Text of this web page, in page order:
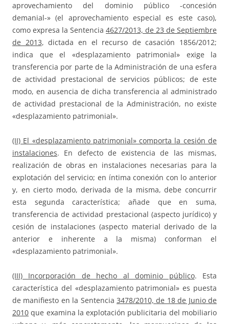
aprovechamiento del dominio público -concesión
demanial-» (el aprovechamiento especial es este caso),
como expresa la Sentencia 4627/2013, de 23 de Septiembre
de 2013, dictada en el recurso de casación 1856/2012;
indica que el «desplazamiento patrimonial» exige la
transferencia por parte de la Administración de una esfera
de actividad prestacional de servicios públicos; de este
modo, en ausencia de dicha transferencia al administrado
de actividad prestacional de la Administración, no existe
«desplazamiento patrimonial».
(II) El «desplazamiento patrimonial» comporta la cesión de
instalaciones. En defecto de existencia de las mismas,
realización de obras en instalaciones necesarias para la
explotación del servicio; en íntima conexión con lo anterior
y, en cierto modo, derivada de la misma, debe concurrir
esta segunda característica; añade que en suma,
transferencia de actividad prestacional (aspecto jurídico) y
cesión de instalaciones (aspecto material derivado de la
anterior e inherente a la misma) conforman el
«desplazamiento patrimonial».
(III) Incorporación de hecho al dominio público. Esta
característica del «desplazamiento patrimonial» es puesta
de manifiesto en la Sentencia 3478/2010, de 18 de Junio de
2010 que examina la explotación publicitaria del mobiliario